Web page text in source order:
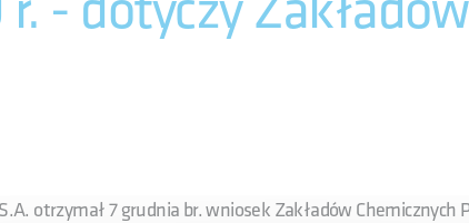
otrzymał 7 grudnia br. wniosek Zakładów Chemicznych